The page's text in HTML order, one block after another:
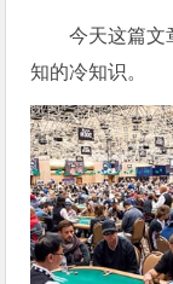
今天这篇文
知的冷知识。